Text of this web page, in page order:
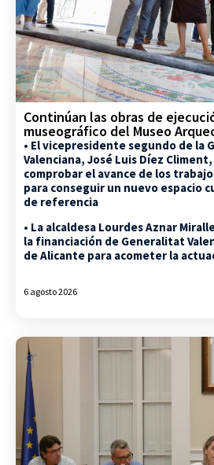
Continúan las obras de
museográfico del Museo
• El vicepresidente segundo de la
Valenciana, José Luis Díez
comprobar el avance de los
para conseguir un nuevo espacio
de referencia
• La alcaldesa Lourdes Aznar
la financiación de Generalitat
de Alicante para acometer la
6 agosto 2026